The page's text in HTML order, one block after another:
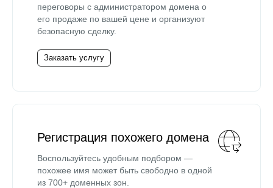
переговоры с администратором домена о
его продаже по вашей цене и организуют
безопасную сделку.
Заказать услугу
Регистрация похожего домена
Воспользуйтесь удобным подбором —
похожее имя может быть свободно в одной
из 700+ доменных зон.